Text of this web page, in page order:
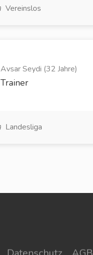
Vereinslos
Avsar Seydi (32 Jahre)
Trainer
Landesliga